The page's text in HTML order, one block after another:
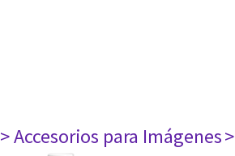
> Accesorios para Imágenes